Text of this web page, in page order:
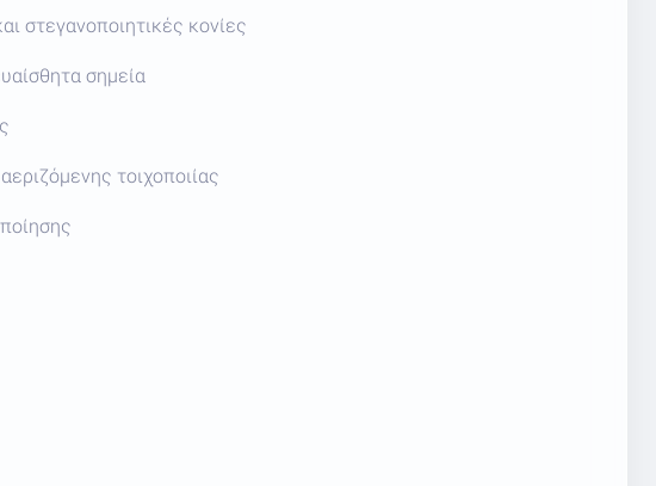
στεγανοποιητικές κονίες
σημεία
τοιχοποιίας